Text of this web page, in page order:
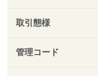
取引態様
管理コード